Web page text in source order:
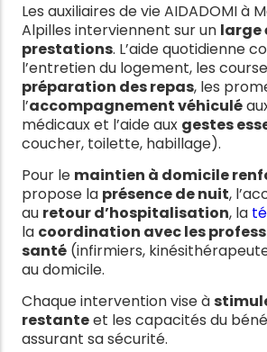
Les auxiliaires de vie AIDADOMI à
Alpilles interviennent sur un large
prestations. L’aide quotidienne
l’entretien du logement, les
préparation des repas, les
l’accompagnement véhiculé
médicaux et l’aide aux gestes
coucher, toilette, habillage).
Pour le maintien à domicile
propose la présence de nuit,
au retour d’hospitalisation, la
la coordination avec les
santé (infirmiers,
au domicile.
Chaque intervention vise à
restanteet les capacités du
assurant sa sécurité.